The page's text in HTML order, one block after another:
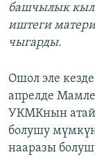
башчылык
иштеги
чыгарды.
Ошол эле
апрелде
УКМКнын
болушу
нааразы